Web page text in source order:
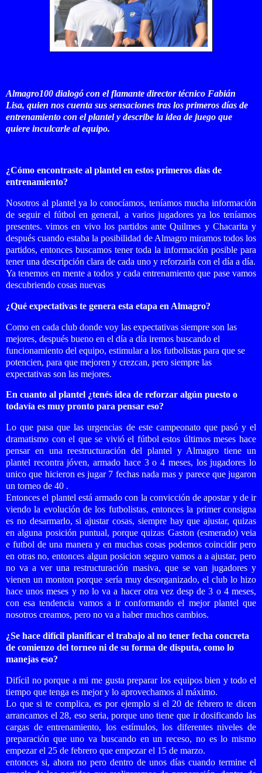
Almagro100 dialogó con el flamante director técnico Fabián
Lisa, quien nos cuenta sus sensaciones tras los primeros días de
entrenamiento con el plantel y describe la idea de juego que
quiere inculcarle al equipo.
¿Cómo encontraste al plantel en estos primeros días de
entrenamiento?
Nosotros al plantel ya lo conocíamos, teníamos mucha información
de seguir el fútbol en general, a varios jugadores ya los teníamos
presentes. vimos en vivo los partidos ante Quilmes y Chacarita y
después cuando estaba la posibilidad de Almagro miramos todos los
partidos, entonces buscamos tener toda la información posible para
tener una descripción clara de cada uno y reforzarla con el día a día.
Ya tenemos en mente a todos y cada entrenamiento que pase vamos
descubriendo cosas nuevas
¿Qué expectativas te genera esta etapa en Almagro?
Como en cada club donde voy las expectativas siempre son las
mejores, después bueno en el día a día iremos buscando el
funcionamiento del equipo, estimular a los futbolistas para que se
potencien, para que mejoren y crezcan, pero siempre las
expectativas son las mejores.
En cuanto al plantel ¿tenés idea de reforzar algún puesto o
todavía es muy pronto para pensar eso?
Lo que pasa que las urgencias de este campeonato que pasó y el
dramatismo con el que se vivió el fútbol estos últimos meses hace
pensar en una reestructuración del plantel y Almagro tiene un
plantel recontra jóven, armado hace 3 o 4 meses, los jugadores lo
unico que hicieron es jugar 7 fechas nada mas y parece que jugaron
un torneo de 40 .
Entonces el plantel está armado con la convicción de apostar y de ir
viendo la evolución de los futbolistas, entonces la primer consigna
es no desarmarlo, si ajustar cosas, siempre hay que ajustar, quizas
en alguna posición puntual, porque quizas Gaston (esmerado) veia
e futbol de una manera y en muchas cosas podemos coincidir pero
en otras no, entonces algun posicion seguro vamos a a ajustar, pero
no va a ver una restructuración masiva, que se van jugadores y
vienen un monton porque sería muy desorganizado, el club lo hizo
hace unos meses y no lo va a hacer otra vez desp de 3 o 4 meses,
con esa tendencia vamos a ir conformando el mejor plantel que
nosotros creamos, pero no va a haber muchos cambios.
¿Se hace difícil planificar el trabajo al no tener fecha concreta
de comienzo del torneo ni de su forma de disputa, como lo
manejas eso?
Difícil no porque a mi me gusta preparar los equipos bien y todo el
tiempo que tenga es mejor y lo aprovechamos al máximo.
Lo que si te complica, es por ejemplo si el 20 de febrero te dicen
arrancamos el 28, eso seria, porque uno tiene que ir dosificando las
cargas de entrenamiento, los estímulos, los diferentes niveles de
preparación que uno va buscando en un receso, no es lo mismo
empezar el 25 de febrero que empezar el 15 de marzo.
entonces si, ahora no pero dentro de unos días cuando termine el